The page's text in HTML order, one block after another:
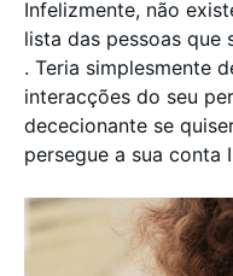
Infelizmente, não
lista das pessoas que
. Teria simplesmente
interacções do seu
dececionante se
persegue a sua conta